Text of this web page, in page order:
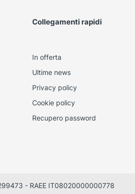
Collegamenti rapidi
In offerta
Ultime news
Privacy policy
Cookie policy
Recupero password
- RAEE IT08020000000778